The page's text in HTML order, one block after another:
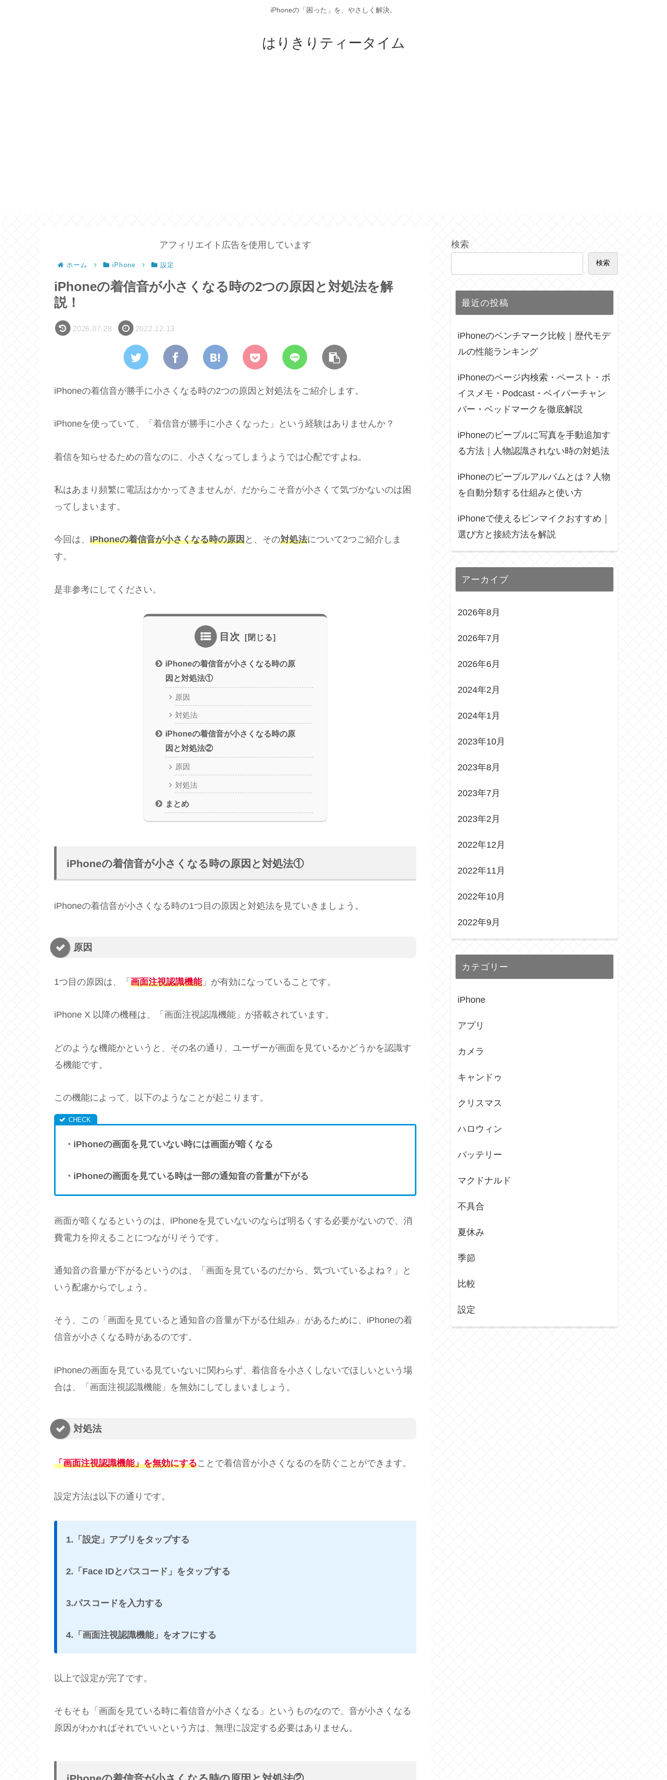
iPhoneの「困った」を、やさしく解決。
はりきりティータイム
アフィリエイト広告を使用しています
ホーム iPhone 設定
iPhoneの着信音が小さくなる時の2つの原因と対処法を解
説！
2026.07.28 2022.12.13
iPhoneの着信音が勝手に小さくなる時の2つの原因と対処法をご紹介します。
iPhoneを使っていて、「着信音が勝手に小さくなった」という経験はありませんか？
着信を知らせるための音なのに、小さくなってしまうようでは心配ですよね。
私はあまり頻繁に電話はかかってきませんが、だからこそ音が小さくて気づかないのは困
ってしまいます。
今回は、 iPhoneの着信音が小さくなる時の原因と、その対処法について2つご紹介しま
す。
是非参考にしてください。
目次
iPhoneの着信音が小さくなる時の原
因と対処法①
原因
対処法
iPhoneの着信音が小さくなる時の原
因と対処法②
原因
対処法
まとめ
iPhoneの着信音が小さくなる時の原因と対処法①
iPhoneの着信音が小さくなる時の1つ目の原因と対処法を見ていきましょう。
原因
1つ目の原因は、「 画面注視認識機能」が有効になっていることです。
iPhone X 以降の機種は、「画面注視認識機能」が搭載されています。
どのような機能かというと、その名の通り、ユーザーが画面を見ているかどうかを認識す
る機能です。
この機能によって、以下のようなことが起こります。
・iPhoneの画面を見ていない時には画面が暗くなる
・iPhoneの画面を見ている時は一部の通知音の音量が下がる
画面が暗くなるというのは、iPhoneを見ていないのならば明るくする必要がないので、消
費電力を抑えることにつながりそうです。
通知音の音量が下がるというのは、「画面を見ているのだから、気づいているよね？」と
いう配慮からでしょう。
そう、この「画面を見ていると通知音の音量が下がる仕組み」があるために、iPhoneの着
信音が小さくなる時があるのです。
iPhoneの画面を見ている見ていないに関わらず、着信音を小さくしないでほしいという場
合は、「画面注視認識機能」を無効にしてしまいましょう。
対処法
「画面注視認識機能」を無効にすることで着信音が小さくなるのを防ぐことができます。
設定方法は以下の通りです。
1.「設定」アプリをタップする
2.「Face IDとパスコード」をタップする
3.パスコードを入力する
4.「画面注視認識機能」をオフにする
以上で設定が完了です。
そもそも「画面を見ている時に着信音が小さくなる」というものなので、音が小さくなる
原因がわかればそれでいいという方は、無理に設定する必要はありません。
検索
検索
最近の投稿
iPhoneのベンチマーク比較｜歴代モデ
ルの性能ランキング
iPhoneのページ内検索・ペースト・ボ
イスメモ・Podcast・ベイパーチャン
バー・ベッドマークを徹底解説
iPhoneのピープルに写真を手動追加す
る方法｜人物認識されない時の対処法
iPhoneのピープルアルバムとは？人物
を自動分類する仕組みと使い方
iPhoneで使えるピンマイクおすすめ｜
選び方と接続方法を解説
アーカイブ
2026年8月
2026年7月
2026年6月
2024年2月
2024年1月
2023年10月
2023年8月
2023年7月
2023年2月
2022年12月
2022年11月
2022年10月
2022年9月
カテゴリー
iPhone
アプリ
カメラ
キャンドゥ
クリスマス
ハロウィン
バッテリー
マクドナルド
不具合
夏休み
季節
比較
設定